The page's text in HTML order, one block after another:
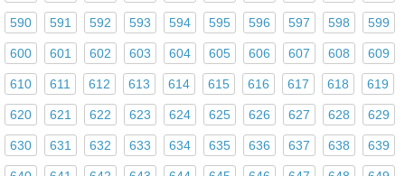
590 591 592 593 594 595 596 597 598 599
600 601 602 603 604 605 606 607 608 609
610 611 612 613 614 615 616 617 618 619
620 621 622 623 624 625 626 627 628 629
630 631 632 633 634 635 636 637 638 639